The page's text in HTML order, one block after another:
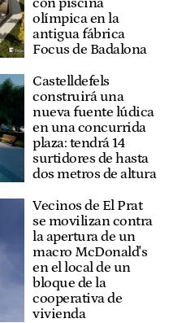
olímpica en la
antigua fábrica
Focus de Badalona
Castelldefels
construirá una
nueva fuente lúdica
en una concurrida
plaza: tendrá 14
surtidores de hasta
dos metros de altura
Vecinos de El Prat
se movilizan contra
la apertura de un
macro McDonald's
en el local de un
bloque de la
cooperativa de
vivienda